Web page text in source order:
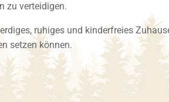
zu verteidigen.
ruhiges und kinderfreies
setzen können.